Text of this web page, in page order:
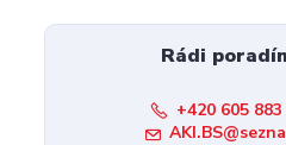
Rádi
+420 605